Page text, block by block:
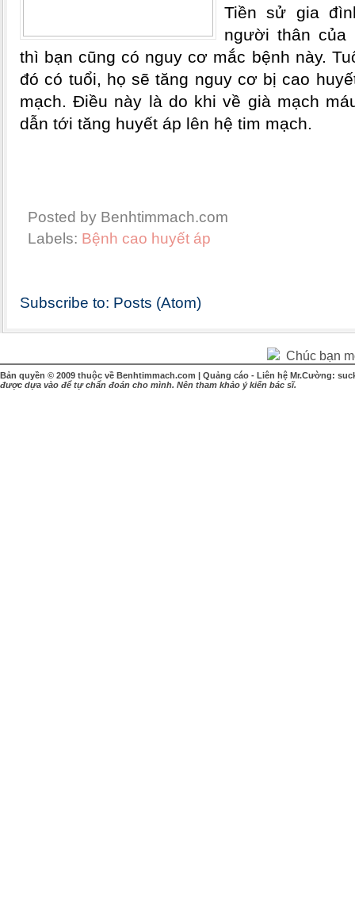
Tiền sử gia
người thân của
thì bạn cũng có nguy cơ mắc bệnh này.
đó có tuổi, họ sẽ tăng nguy cơ bị cao
mạch. Điều này là do khi về già mạch
dẫn tới tăng huyết áp lên hệ tim mạch.
Posted by Benhtimmach.com
Labels: Bệnh cao huyết áp
Subscribe to: Posts (Atom)
Chúc bạn
Bản quyền © 2009 thuộc về Benhtimmach.com | Quảng cáo - Liên hệ Mr.Cường:
được dựa vào để tự chẩn đoán cho mình. Nên tham khảo ý kiến bác sĩ.